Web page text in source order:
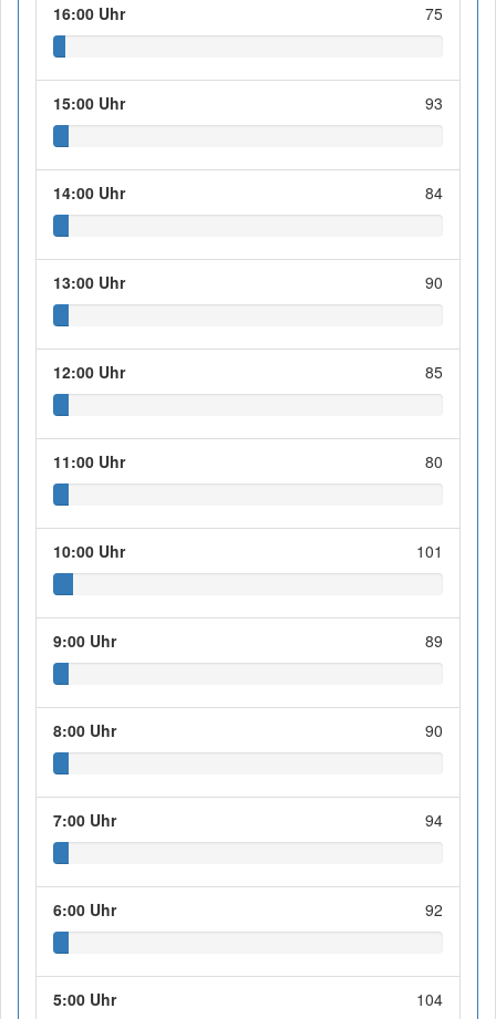
16:00 Uhr 75
15:00 Uhr 93
14:00 Uhr 84
13:00 Uhr 90
12:00 Uhr 85
11:00 Uhr 80
10:00 Uhr 101
9:00 Uhr 89
8:00 Uhr 90
7:00 Uhr 94
6:00 Uhr 92
5:00 Uhr 104